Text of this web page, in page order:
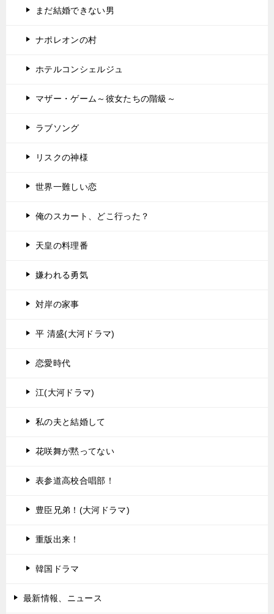
まだ結婚できない男
ナポレオンの村
ホテルコンシェルジュ
マザー・ゲーム～彼女たちの階級～
ラブソング
リスクの神様
世界一難しい恋
俺のスカート、どこ行った？
天皇の料理番
嫌われる勇気
対岸の家事
平 清盛(大河ドラマ)
恋愛時代
江(大河ドラマ)
私の夫と結婚して
花咲舞が黙ってない
表参道高校合唱部！
豊臣兄弟！(大河ドラマ)
重版出来！
韓国ドラマ
最新情報、ニュース